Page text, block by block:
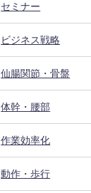
セミナー
ビジネス戦略
仙腸関節・骨盤
体幹・腰部
作業効率化
動作・歩行